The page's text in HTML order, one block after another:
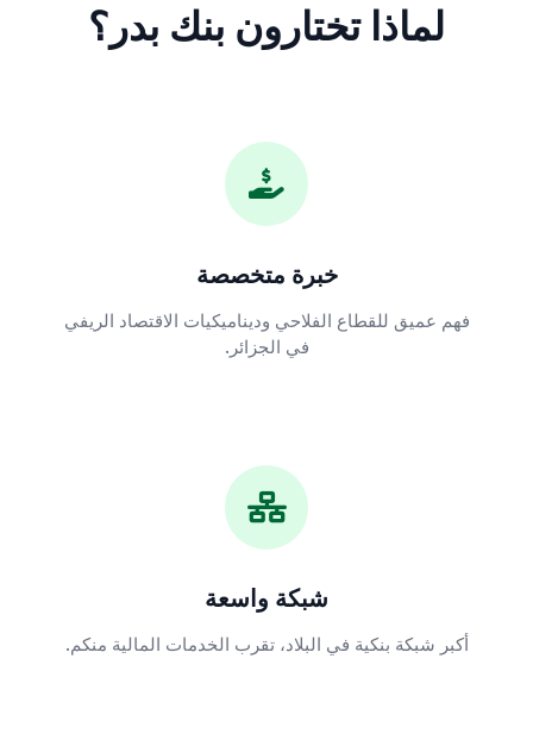
لماذا تختارون بنك بدر؟
خبرة متخصصة
فهم عميق للقطاع الفلاحي وديناميكيات الاقتصاد الريفي
في الجزائر.
شبكة واسعة
أكبر شبكة بنكية في البلاد، تقرب الخدمات المالية منكم.